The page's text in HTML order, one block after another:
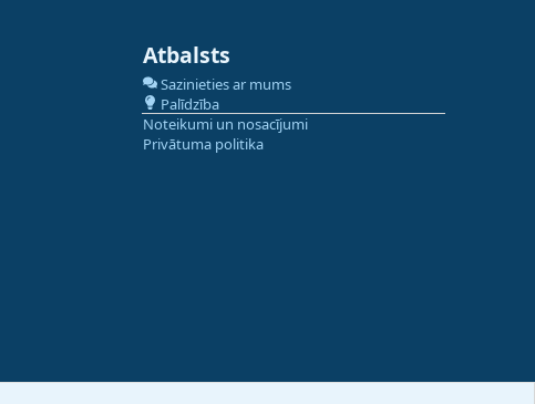
Atbalsts
Sazinieties ar mums
Palīdzība
Noteikumi un nosacījumi
Privātuma politika